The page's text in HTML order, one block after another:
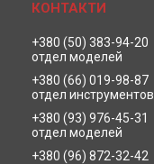
+380 (50) 383-94-20
отдел моделей
+380 (66) 019-98-87
отдел инструментов
+380 (93) 976-45-31
отдел моделей
+380 (96) 872-32-42